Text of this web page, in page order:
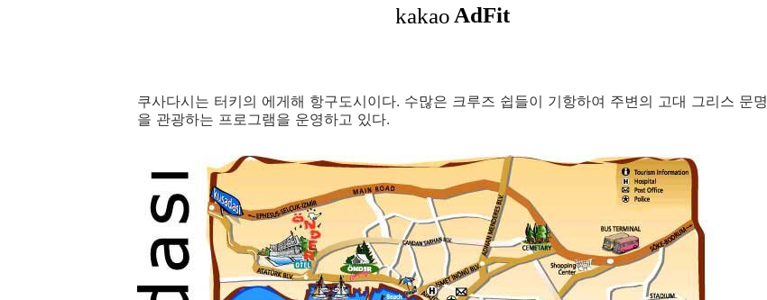
​쿠사다시는 터키의 에게해 항구도시이다. 수많은 크루즈 쉽들이 기항하여 주변의 고대 그리스 문명
을 관광하는 프로그램을 운영하고 있다.